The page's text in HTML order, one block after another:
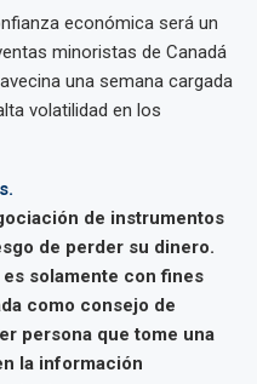
económica será un
minoristas de Canadá
una semana cargada
volatilidad en los
de instrumentos
de perder su dinero.
solamente con fines
como consejo de
persona que tome una
la información